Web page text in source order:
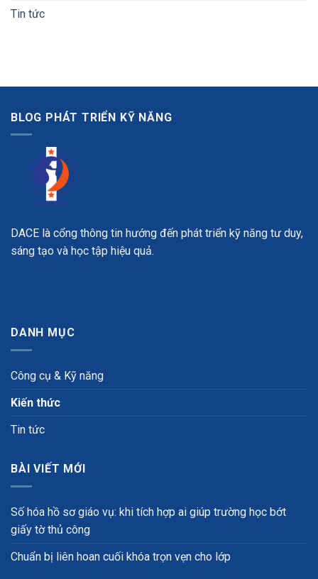
Tin tức
BLOG PHÁT TRIỂN KỸ NĂNG
DACE là cổng thông tin hướng đến phát triển kỹ năng tư duy,
sáng tạo và học tập hiệu quả.
DANH MỤC
Công cụ & Kỹ năng
Kiến thức
Tin tức
BÀI VIẾT MỚI
Số hóa hồ sơ giáo vụ: khi tích hợp ai giúp trường học bớt
giấy tờ thủ công
Chuẩn bị liên hoan cuối khóa trọn vẹn cho lớp